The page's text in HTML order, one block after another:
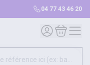
04 77 43 46 20
Mon compte
Mon